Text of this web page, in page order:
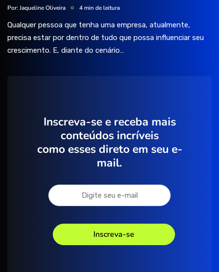
Por: Jaqueline Oliveira 4 min de leitura
Qualquer pessoa que tenha uma empresa, atualmente,
precisa estar por dentro de tudo que possa influenciar seu
crescimento. E, diante do cenário…
Inscreva-se e receba mais
conteúdos incríveis
como esses direto em seu e-
mail.